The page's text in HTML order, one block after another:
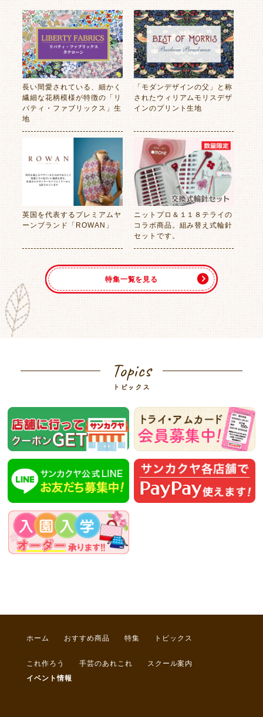
長い間愛されている、細かく
繊細な花柄模様が特徴の「リ
バティ・ファブリックス」生
地
「モダンデザインの父」と称
されたウィリアムモリスデザ
インのプリント生地
英国を代表するプレミアムヤ
ーンブランド「ROWAN」
ニットプロ＆１１８テライの
コラボ商品。組み替え式輪針
セットです。
特集一覧を見る
Topics
トピックス
ホーム おすすめ商品 特集 トピックス
これ作ろう 手芸のあれこれ
スクール案内
イベント情報